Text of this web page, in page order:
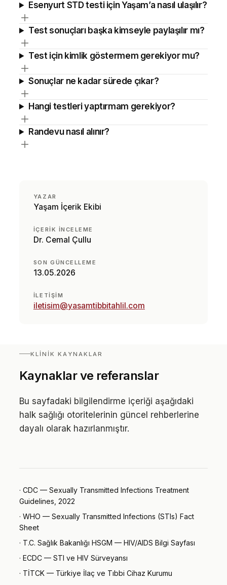
Esenyurt STD testi için Yaşam’a nasıl ulaşılır?
Test sonuçları başka kimseyle paylaşılır mı?
Test için kimlik göstermem gerekiyor mu?
Sonuçlar ne kadar sürede çıkar?
Hangi testleri yaptırmam gerekiyor?
Randevu nasıl alınır?
YAZAR
Yaşam İçerik Ekibi
İÇERIK INCELEME
Dr. Cemal Çullu
SON GÜNCELLEME
13.05.2026
İLETIŞIM
iletisim@yasamtibbitahlil.com
KLINIK KAYNAKLAR
Kaynaklar ve referanslar
Bu sayfadaki bilgilendirme içeriği aşağıdaki
halk sağlığı otoritelerinin güncel rehberlerine
dayalı olarak hazırlanmıştır.
· CDC — Sexually Transmitted Infections Treatment
Guidelines, 2022
· WHO — Sexually Transmitted Infections (STIs) Fact
Sheet
· T.C. Sağlık Bakanlığı HSGM — HIV/AIDS Bilgi Sayfası
· ECDC — STI ve HIV Sürveyansı
· TİTCK — Türkiye İlaç ve Tıbbi Cihaz Kurumu